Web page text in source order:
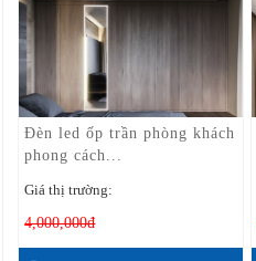
Đèn led ốp trần phòng khách
phong cách...
Giá thị trường:
4,000,000đ